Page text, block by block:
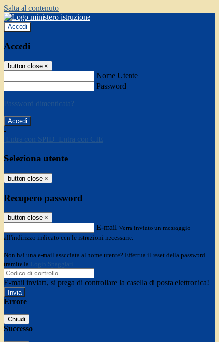
Salta al contenuto
Accedi
Accedi
button close ×
Nome Utente
Password
Password dimenticata?
-
Entra con SPID
Entra con CIE
Seleziona utente
button close ×
Recupero password
button close ×
E-mail Verrà inviato un messaggio
all'indirizzo indicato con le istruzioni necessarie.
Non hai una e-mail associata al nome utente? Effettua il reset della password
tramite la Login Spaggiari
E-mail inviata, si prega di controllare la casella di posta elettronica!
Errore
Chiudi
Successo